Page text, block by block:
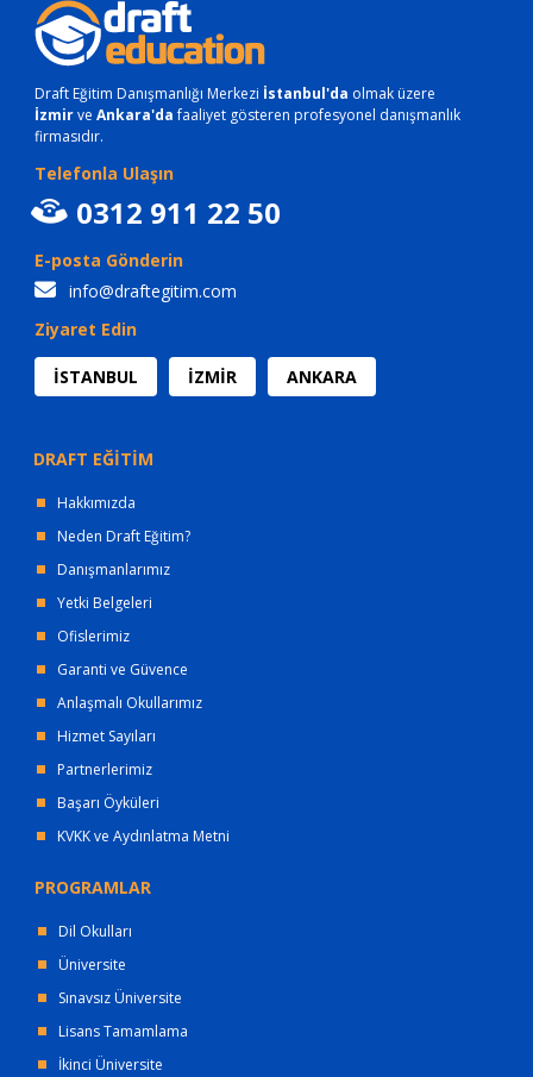
Draft Eğitim Danışmanlığı Merkezi İstanbul'da olmak üzere
İzmirve Ankara'dafaaliyet gösteren profesyonel danışmanlık
firmasıdır.
Telefonla Ulaşın
0312 911 22 50
E-posta Gönderin
info@draftegitim.com
Ziyaret Edin
İSTANBUL İZMİR ANKARA
DRAFT EĞİTİM
Hakkımızda
Neden Draft Eğitim?
Danışmanlarımız
Yetki Belgeleri
Ofislerimiz
Garanti ve Güvence
Anlaşmalı Okullarımız
Hizmet Sayıları
Partnerlerimiz
Başarı Öyküleri
KVKK ve Aydınlatma Metni
PROGRAMLAR
Dil Okulları
Üniversite
Sınavsız Üniversite
Lisans Tamamlama
İkinci Üniversite